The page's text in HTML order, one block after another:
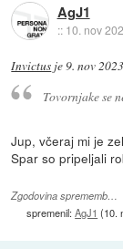
AgJ1
:: 10. nov
Invictus je9. nov
Tovornjake se
Jup, včeraj mi je
Spar so pripeljali
Zgodovina sprememb…
spremenil:AgJ1 (10.